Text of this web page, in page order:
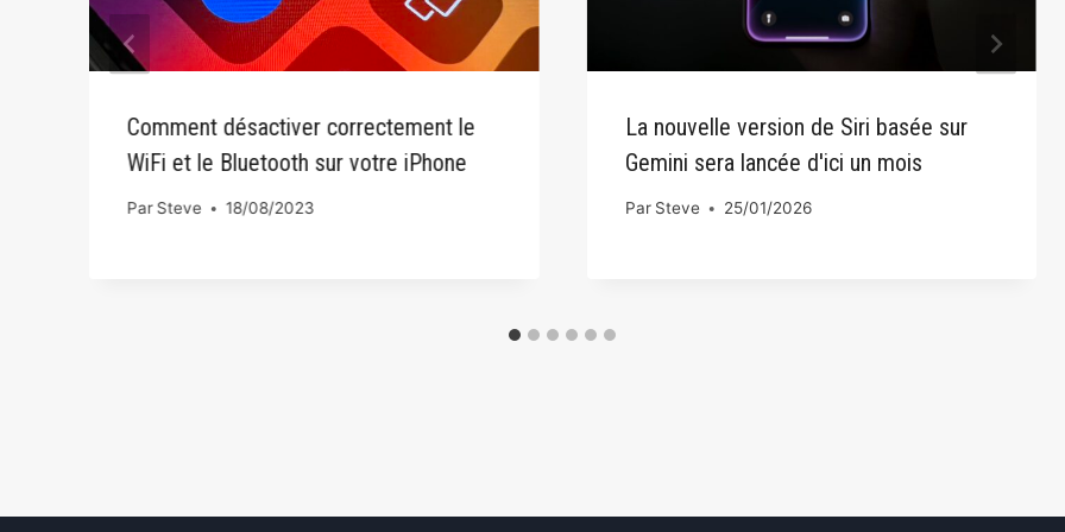
Comment désactiver correctement le
WiFi et le Bluetooth sur votre iPhone
ParSteve 18/08/2023
La nouvelle version de Siri basée sur
Gemini sera lancée d'ici un mois
Par Steve 25/01/2026